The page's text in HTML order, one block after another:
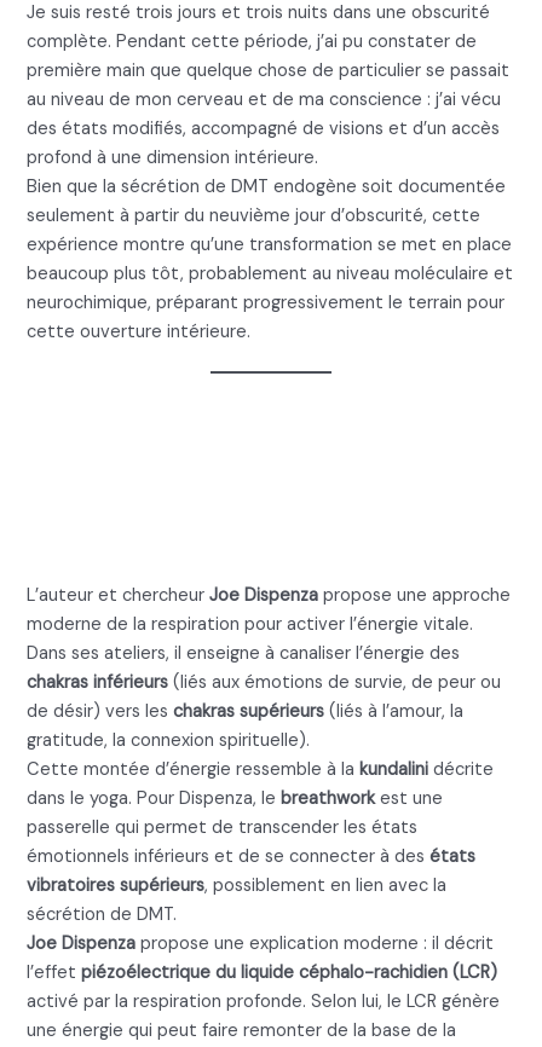
Je suis resté trois jours et trois nuits dans une obscurité
complète. Pendant cette période, j’ai pu constater de
première main que quelque chose de particulier se passait
au niveau de mon cerveau et de ma conscience : j’ai vécu
des états modifiés, accompagné de visions et d’un accès
profond à une dimension intérieure.
Bien que la sécrétion de DMT endogène soit documentée
seulement à partir du neuvième jour d’obscurité, cette
expérience montre qu’une transformation se met en place
beaucoup plus tôt, probablement au niveau moléculaire et
neurochimique, préparant progressivement le terrain pour
cette ouverture intérieure.
L’auteur et chercheurJoe Dispenza propose une approche
moderne de la respiration pour activer l’énergie vitale.
Dans ses ateliers, il enseigne à canaliser l’énergie des
chakras inférieurs (liés aux émotions de survie, de peur ou
de désir) vers leschakras supérieurs (liés à l’amour, la
gratitude, la connexion spirituelle).
Cette montée d’énergie ressemble à lakundalini décrite
dans le yoga. Pour Dispenza, lebreathworkest une
passerelle qui permet de transcender les états
émotionnels inférieurs et de se connecter à desétats
vibratoires supérieurs, possiblement en lien avec la
sécrétion de DMT.
Joe Dispenza propose une explication moderne : il décrit
l’effetpiézoélectrique du liquide céphalo-rachidien (LCR)
activé par la respiration profonde. Selon lui, le LCR génère
une énergie qui peut faire remonter de la base de la